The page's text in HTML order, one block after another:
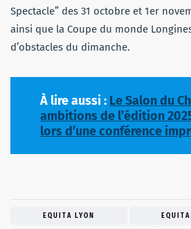
Spectacle” des 31 octobre et 1er
ainsi que la Coupe du monde
d’obstacles du dimanche.
À lire aussi : Le Salon du
ambitions de l’édition
lors d’une conférence
EQUITA LYON EQUITA